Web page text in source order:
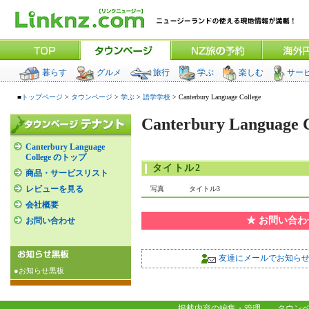
暮らす グルメ 旅行 学ぶ 楽しむ サー
■ トップページ > タウンページ > 学ぶ > 語学学校 > Canterbury Language College
Canterbury Language
College のトップ
商品・サービスリスト
レビューを見る
会社概要
お問い合わせ
●お知らせ黒板
Canterbury Language
タイトル2
写真 タイトル3
★ お問い合わ
友達にメールでお知らせ